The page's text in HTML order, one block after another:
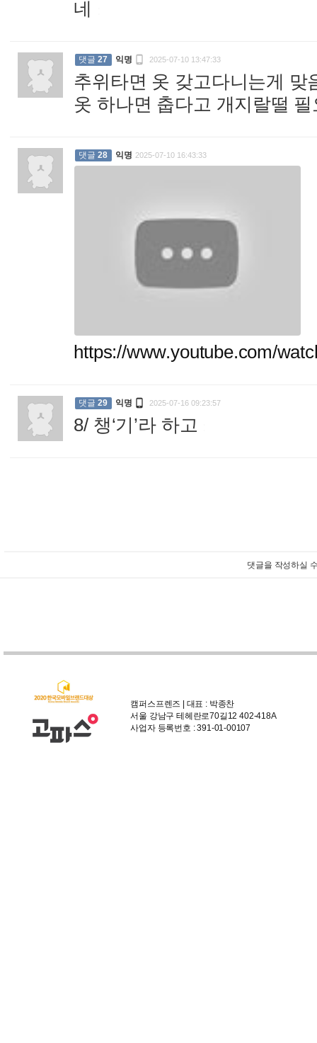
네
댓글 27 익명  2025-07-10 13:47:33
추위타면 옷 갖고다니는게 맞
옷 하나면 춥다고 개지랄떨
댓글 28 익명 2025-07-10 16:43:33
https://www.youtube.com/
댓글 29 익명  2025-07-16 09:23:57
8/ 챙‘기’라 하고
댓글을 작성하실
캠퍼스프렌즈 | 대표 : 박종찬
서울 강남구 테헤란로70길12 402-418A
사업자 등록번호 : 391-01-00107